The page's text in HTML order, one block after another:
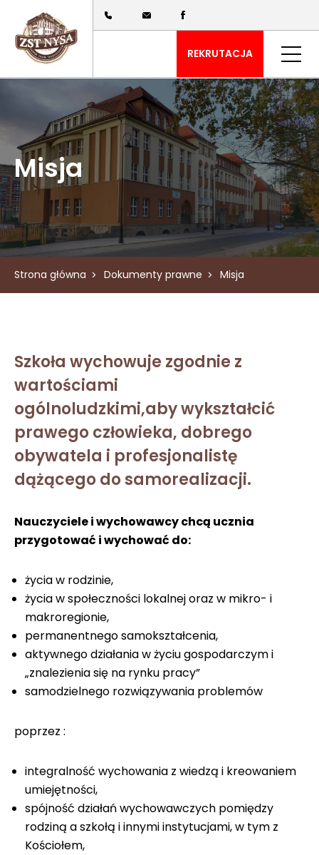
REKRUTACJA
Misja
Strona główna Dokumenty prawne Misja
Szkoła wychowuje zgodnie z
wartościami
ogólnoludzkimi,aby wykształcić
prawego człowieka, dobrego
obywatela i profesjonalistę
dążącego do samorealizacji.
Nauczyciele i wychowawcy chcą ucznia
przygotować i wychować do:
życia w rodzinie,
życia w społeczności lokalnej oraz w mikro- i
makroregionie,
permanentnego samokształcenia,
aktywnego działania w życiu gospodarczym i
„znalezienia się na rynku pracy”
samodzielnego rozwiązywania problemów
poprzez :
integralność wychowania z wiedzą i kreowaniem
umiejętności,
spójność działań wychowawczych pomiędzy
rodziną a szkołą i innymi instytucjami, w tym z
Kościołem,